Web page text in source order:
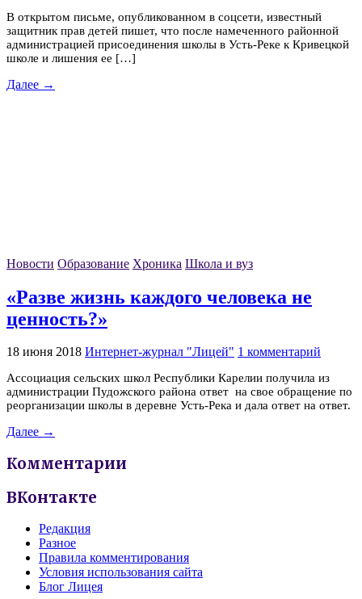
В открытом письме, опубликованном в соцсети, известный
защитник прав детей пишет, что после намеченного районной
администрацией присоединения школы в Усть-Реке к Кривецкой
школе и лишения ее […]
Далее →
Новости Образование Хроника Школа и вуз
«Разве жизнь каждого человека не
ценность?»
18 июня 2018 Интернет-журнал "Лицей" 1 комментарий
Ассоциация сельских школ Республики Карелии получила из
администрации Пудожского района ответ на свое обращение по
реорганизации школы в деревне Усть-Река и дала ответ на ответ.
Далее →
Комментарии
ВКонтакте
Редакция
Разное
Правила комментирования
Условия использования сайта
Блог Лицея